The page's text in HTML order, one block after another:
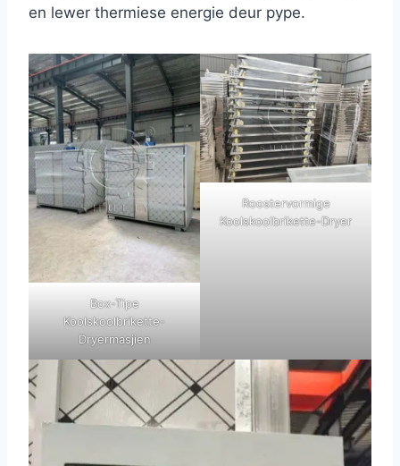
en lewer thermiese energie deur pype.
Box-Tipe
Koolskoolbrikette-
Dryermasjien
Roostervormige
Koolskoolbrikette-Dryer